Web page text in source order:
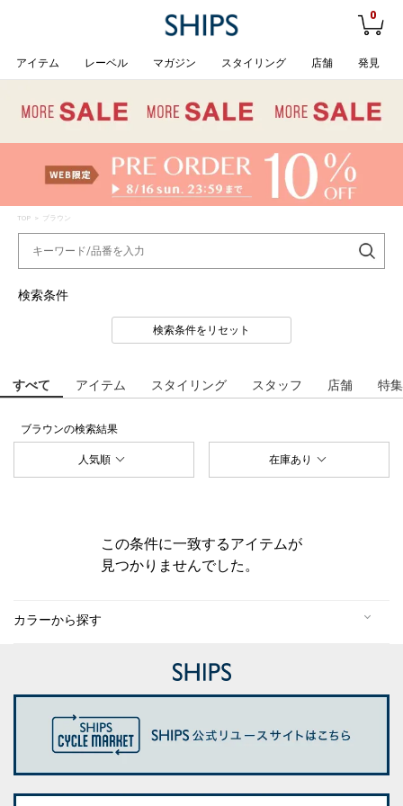
0
アイテム レーベル マガジン スタイリング 店舗 発見
TOP > ブラウン
検索条件
検索条件をリセット
すべて アイテム スタイリング スタッフ 店舗 特集
ブラウンの検索結果
人気順 在庫あり
この条件に一致するアイテムが
見つかりませんでした。
カラーから探す